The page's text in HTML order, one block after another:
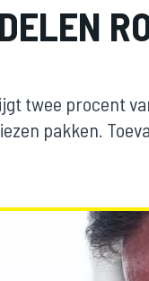
twee procent
pakken.